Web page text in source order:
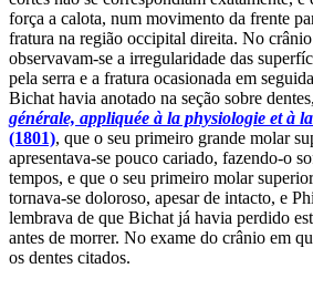
força a calota, num movimento da frente
fratura na região occipital direita. No crânio
observavam-se a irregularidade das
pela serra e a fratura ocasionada em
Bichat havia anotado na seção sobre
générale, appliquée à la physiologie et à
(1801), que o seu primeiro grande molar
apresentava-se pouco cariado, fazendo-o
tempos, e que o seu primeiro molar
tornava-se doloroso, apesar de intacto, e
lembrava de que Bichat já havia perdido
antes de morrer. No exame do crânio em
os dentes citados.